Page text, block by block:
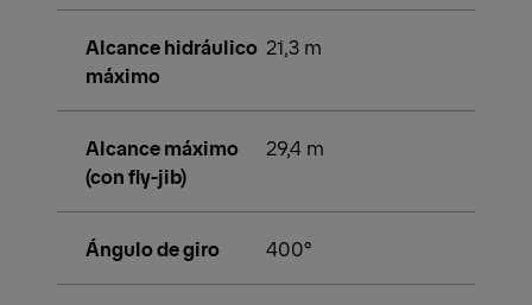
Alcance hidráulico
máximo
21,3 m
Alcance máximo
(con fly-jib)
29,4 m
Ángulo de giro 400°